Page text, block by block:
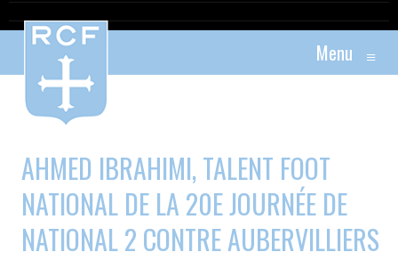
Menu ≡
AHMED IBRAHIMI, TALENT FOOT
NATIONAL DE LA 20E JOURNÉE DE
NATIONAL 2 CONTRE AUBERVILLIERS